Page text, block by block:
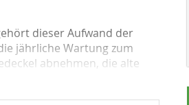
dieser Aufwand der
jährliche Wartung zum
abnehmen, die alte